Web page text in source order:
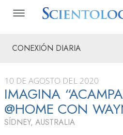
CONEXIÓN DIARIA
10 DE AGOSTO DEL 2020
IMAGINA
@HOME CON
SÍDNEY, AUSTRALIA